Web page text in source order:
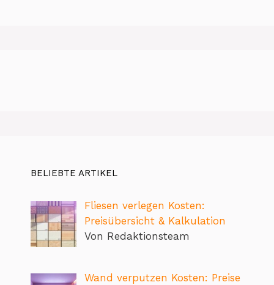
BELIEBTE ARTIKEL
Fliesen verlegen Kosten:
Preisübersicht & Kalkulation
Von Redaktionsteam
Wand verputzen Kosten: Preise